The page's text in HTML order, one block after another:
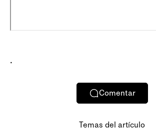
.
Comentar
Temas del artículo